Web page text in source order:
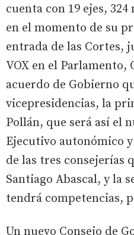
cuenta con 19 ejes,
en el momento de su
entrada de las Cortes,
VOX en el Parlamento,
acuerdo de Gobierno
vicepresidencias, la
Pollán, que será así el
Ejecutivo autonómico
de las tres consejerías
Santiago Abascal, y la
tendrá competencias,
Un nuevo Consejo de